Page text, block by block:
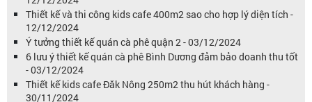
Thiết kế và thi công kids cafe 400m2 sao cho hợp lý diện tích -
12/12/2024
Ý tưởng thiết kế quán cà phê quận 2 - 03/12/2024
6 lưu ý thiết kế quán cà phê Bình Dương đảm bảo doanh thu tốt
- 03/12/2024
Thiết kế kids cafe Đăk Nông 250m2 thu hút khách hàng -
30/11/2024